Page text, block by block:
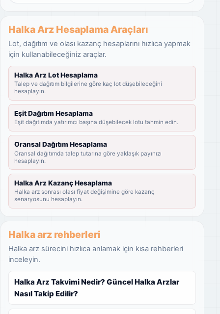
Halka Arz Hesaplama Araçları
Lot, dağıtım ve olası kazanç hesaplarını hızlıca yapmak
için kullanabileceğiniz araçlar.
Halka Arz Lot Hesaplama
Talep ve dağıtım bilgilerine göre kaç lot düşebileceğini
hesaplayın.
Eşit Dağıtım Hesaplama
Eşit dağıtımda yatırımcı başına düşebilecek lotu tahmin edin.
Oransal Dağıtım Hesaplama
Oransal dağıtımda talep tutarına göre yaklaşık payınızı
hesaplayın.
Halka Arz Kazanç Hesaplama
Halka arz sonrası olası fiyat değişimine göre kazanç
senaryosunu hesaplayın.
Halka arz rehberleri
Halka arz sürecini hızlıca anlamak için kısa rehberleri
inceleyin.
Halka Arz Takvimi Nedir? Güncel Halka Arzlar
Nasıl Takip Edilir?